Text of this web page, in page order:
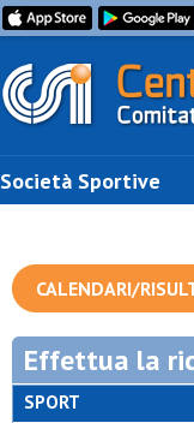
Società Sportive
CALENDARI/
Effettua la
SPORT